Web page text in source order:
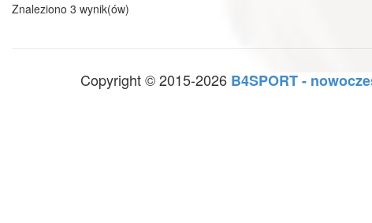
Znaleziono 3 wynik(ów)
Copyright © 2015-2026 B4SPORT -